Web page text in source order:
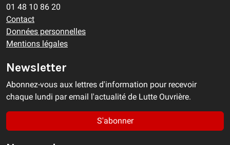
01 48 10 86 20
Contact
Données personnelles
Mentions légales
Newsletter
Abonnez-vous aux lettres d'information pour recevoir
chaque lundi par email l'actualité de Lutte Ouvrière.
S'abonner